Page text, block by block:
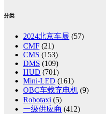
分类
2024北京车展 (57)
CMF (21)
CMS (153)
DMS (109)
HUD (701)
Mini-LED (161)
OBC车载充电机 (9)
Robotaxi (5)
一级供应商 (412)